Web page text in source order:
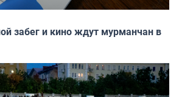
забег и кино ждут мурманчан в